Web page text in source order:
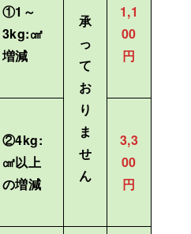
①1～
3kg:㎠
増減
承
っ
て
お
り
ま
せ
ん
1,1
00
円
②4kg:
㎠以上
の増減
3,3
00
円